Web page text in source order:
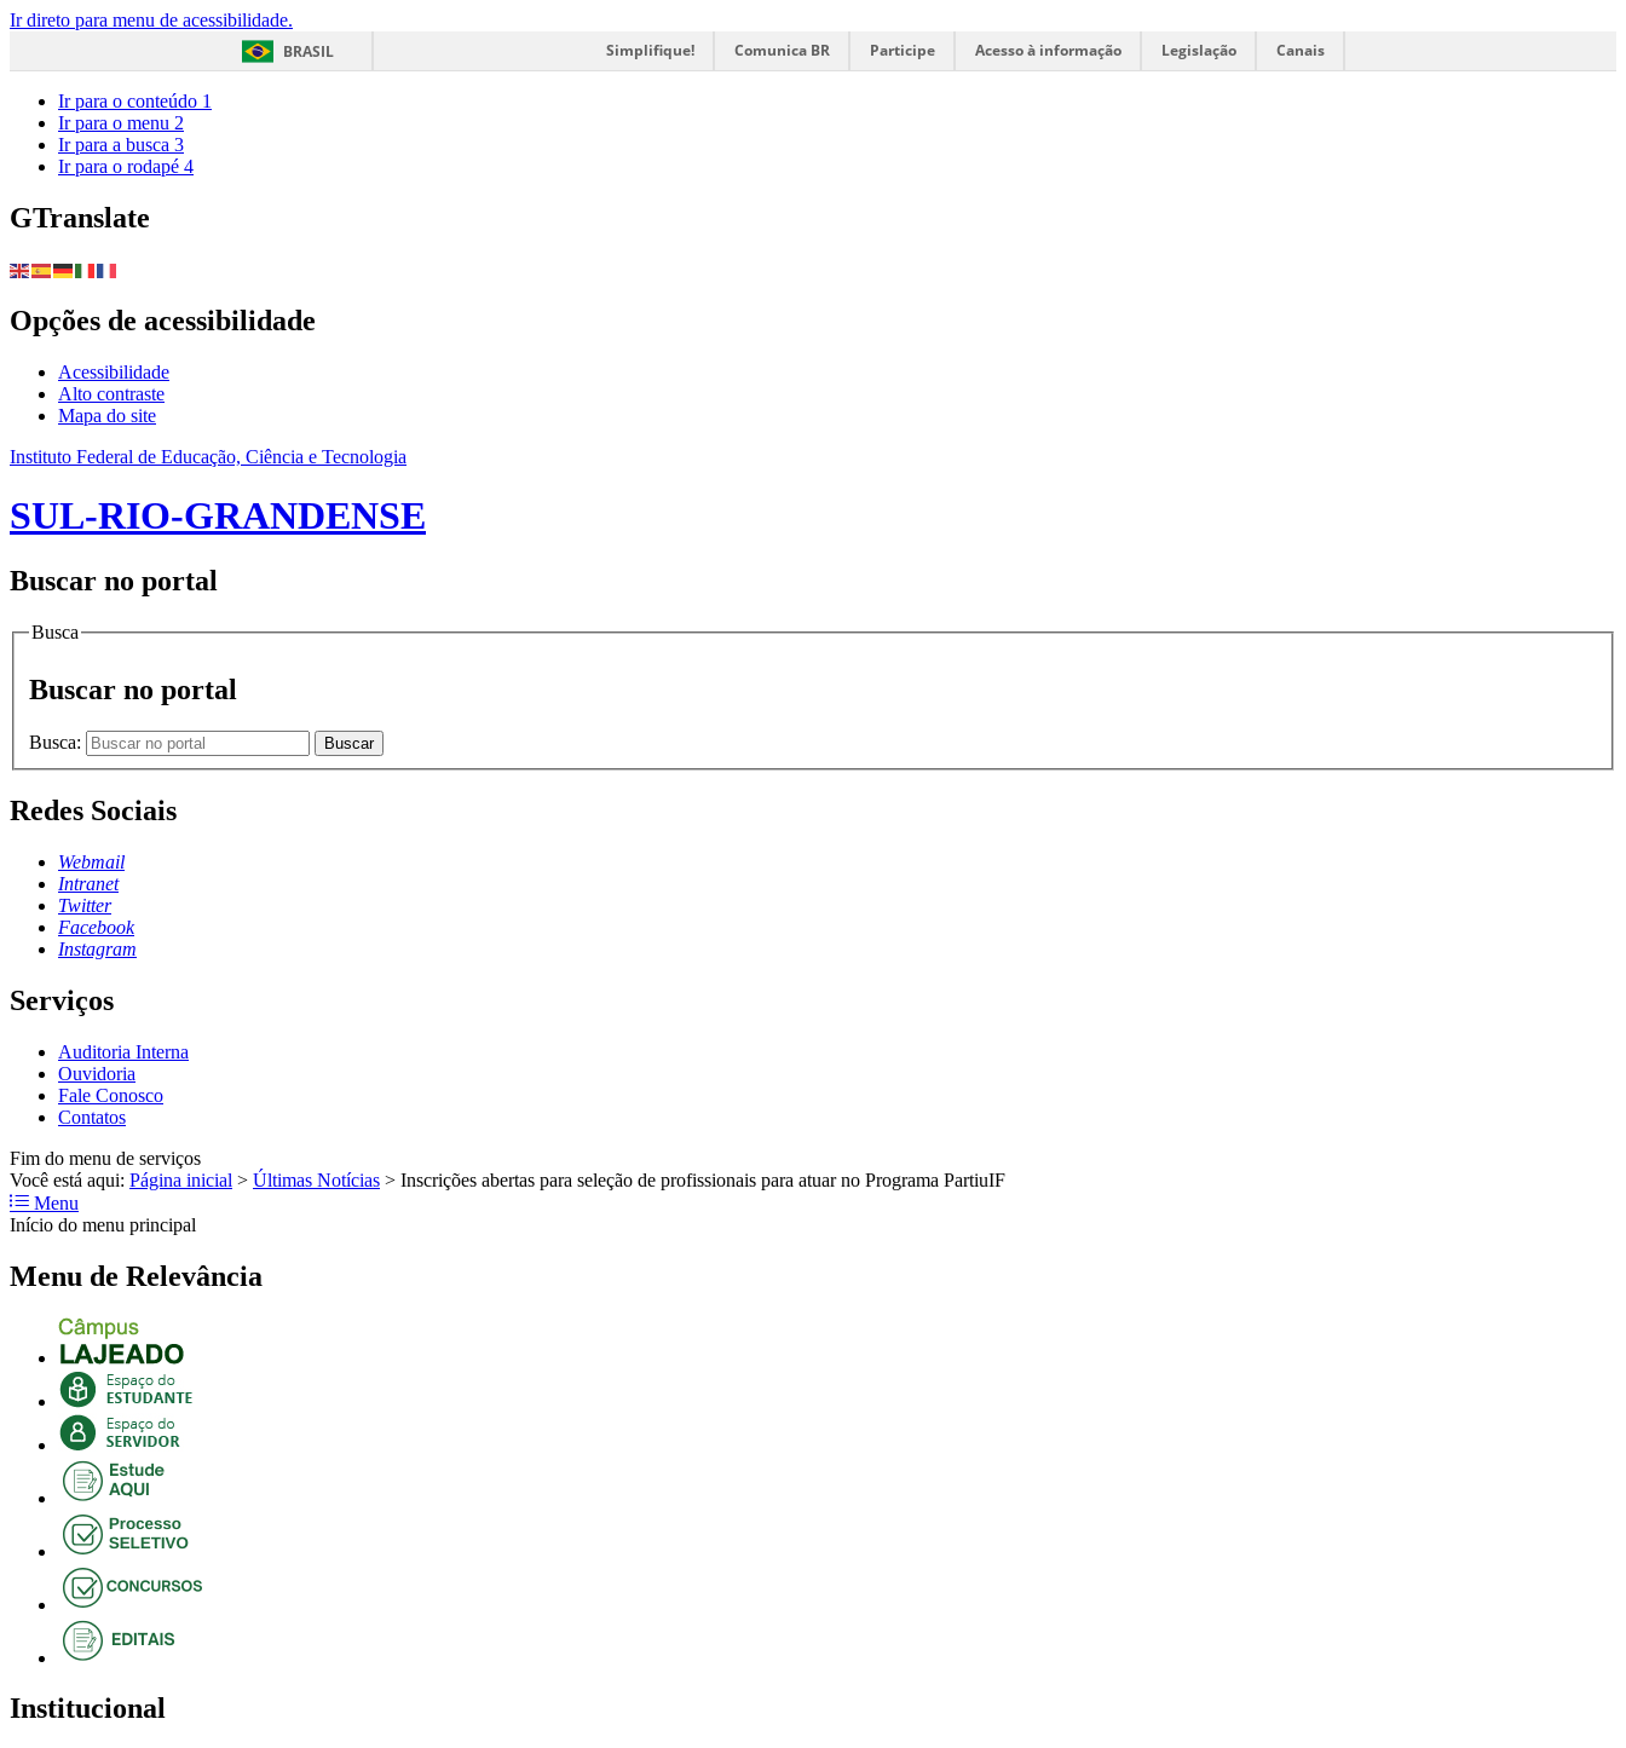
Ir direto para menu de acessibilidade.
BRASIL
Simplifique! Comunica BR Participe Acesso à informação Legislação Canais
Ir para o conteúdo 1
Ir para o menu 2
Ir para a busca 3
Ir para o rodapé 4
GTranslate
Opções de acessibilidade
Acessibilidade
Alto contraste
Mapa do site
Instituto Federal de Educação, Ciência e Tecnologia
SUL-RIO-GRANDENSE
Buscar no portal
Busca
Buscar no portal
Busca: Buscar
Redes Sociais
Webmail
Intranet
Twitter
Facebook
Instagram
Serviços
Auditoria Interna
Ouvidoria
Fale Conosco
Contatos
Fim do menu de serviços
Você está aqui: Página inicial > Últimas Notícias > Inscrições abertas para seleção de profissionais para atuar no Programa PartiuIF
Menu
Início do menu principal
Menu de Relevância
Institucional